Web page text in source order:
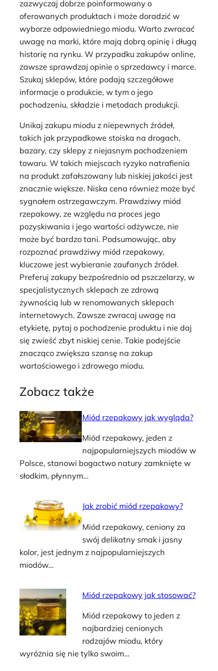
zazwyczaj dobrze poinformowany o
oferowanych produktach i może doradzić w
wyborze odpowiedniego miodu. Warto zwracać
uwagę na marki, które mają dobrą opinię i długą
historię na rynku. W przypadku zakupów online,
zawsze sprawdzaj opinie o sprzedawcy i marce.
Szukaj sklepów, które podają szczegółowe
informacje o produkcie, w tym o jego
pochodzeniu, składzie i metodach produkcji.
Unikaj zakupu miodu z niepewnych źródeł,
takich jak przypadkowe stoiska na drogach,
bazary, czy sklepy z niejasnym pochodzeniem
towaru. W takich miejscach ryzyko natrafienia
na produkt zafałszowany lub niskiej jakości jest
znacznie większe. Niska cena również może być
sygnałem ostrzegawczym. Prawdziwy miód
rzepakowy, ze względu na proces jego
pozyskiwania i jego wartości odżywcze, nie
może być bardzo tani. Podsumowując, aby
rozpoznać prawdziwy miód rzepakowy,
kluczowe jest wybieranie zaufanych źródeł.
Preferuj zakupy bezpośrednio od pszczelarzy, w
specjalistycznych sklepach ze zdrową
żywnością lub w renomowanych sklepach
internetowych. Zawsze zwracaj uwagę na
etykietę, pytaj o pochodzenie produktu i nie daj
się zwieść zbyt niskiej cenie. Takie podejście
znacząco zwiększa szansę na zakup
wartościowego i zdrowego miodu.
Zobacz także
Miód rzepakowy jak wygląda?
Miód rzepakowy, jeden z
najpopularniejszych miodów w
Polsce, stanowi bogactwo natury zamknięte w
słodkim, płynnym…
Jak zrobić miód rzepakowy?
Miód rzepakowy, ceniony za
swój delikatny smak i jasny
kolor, jest jednym z najpopularniejszych
miodów…
Miód rzepakowy jak stosować?
Miód rzepakowy to jeden z
najbardziej cenionych
rodzajów miodu, który
wyróżnia się nie tylko swoim…